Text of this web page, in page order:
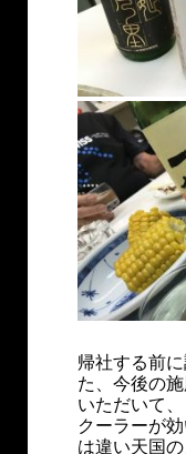
帰社する前
た、今後の
いただいて、
クーラーが
は違い天国の